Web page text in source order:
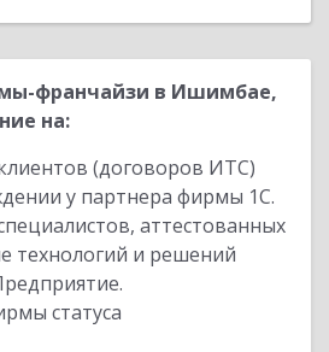
франчайзи в Ишимбае,
на:
(договоров ИТС)
у партнера фирмы 1С.
аттестованных
технологий и решений
статуса